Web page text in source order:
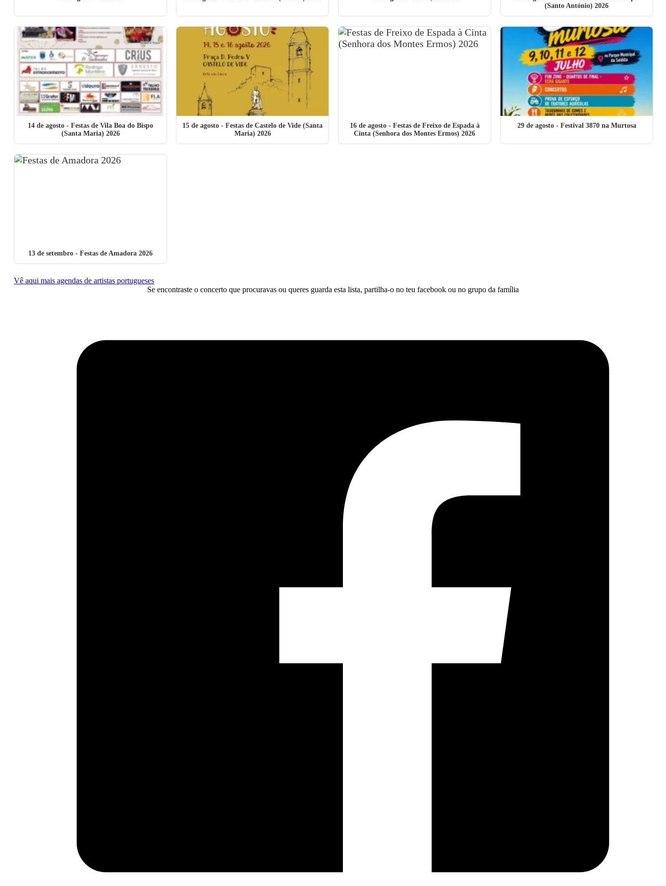
(Santo António) 2026
14 de agosto - Festas de Vila Boa do Bispo
(Santa Maria) 2026
15 de agosto - Festas de Castelo de Vide (Santa
Maria) 2026
16 de agosto- Festas de Freixo de Espada à
Cinta (Senhora dos Montes Ermos) 2026
29 de agosto- Festival 3870 na Murtosa
13 de setembro - Festas de Amadora 2026
Vê aqui mais agendas de artistas portugueses
Se encontraste o concerto que procuravas ou queres guarda esta lista, partilha-o no teu facebook ou no grupo da família